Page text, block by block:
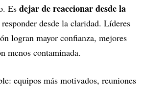
Es dejar de reaccionar desde la
desde la claridad. Líderes
logran mayor confianza, mejores
menos contaminada.
equipos más motivados, reuniones